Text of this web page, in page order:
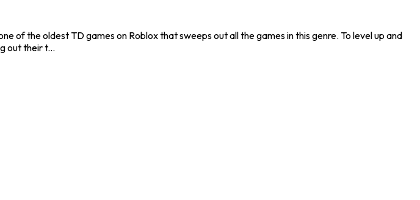
of the oldest TD games on Roblox that sweeps out all the games in this genre. To level up and
out their t...